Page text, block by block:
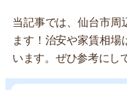
当記事では、仙台市周
ます！治安や家賃相場
います。ぜひ参考にし